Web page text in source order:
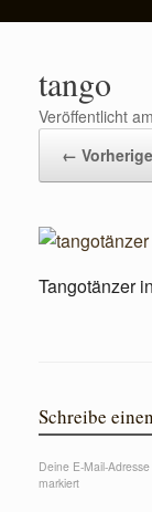
tango
Veröffentlicht am
←
Tangotänzer
Schreibe
Deine E-Mail-
markiert